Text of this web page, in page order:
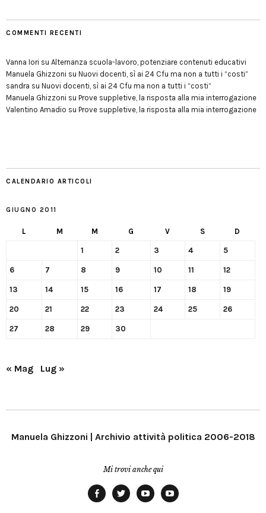
COMMENTI RECENTI
Vanna Iori su Alternanza scuola-lavoro, potenziare contenuti educativi
Manuela Ghizzoni su Nuovi docenti, sì ai 24 Cfu ma non a tutti i “costi”
sandra su Nuovi docenti, sì ai 24 Cfu ma non a tutti i “costi”
Manuela Ghizzoni su Prove suppletive, la risposta alla mia interrogazione
Valentino Amadio su Prove suppletive, la risposta alla mia interrogazione
CALENDARIO ARTICOLI
GIUGNO 2011
L M M G V S D
1 2 3 4 5
6 7 8 9 10 11 12
13 14 15 16 17 18 19
20 21 22 23 24 25 26
27 28 29 30
« Mag Lug »
Manuela Ghizzoni | Archivio attività politica 2006-2018
Mi trovi anche qui